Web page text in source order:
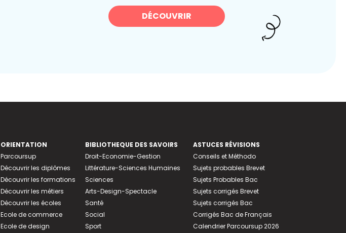
DÉCOUVRIR
ORIENTATION
Parcoursup
Découvrir les diplômes
Découvrir les formations
Découvrir les métiers
Découvrir les écoles
Ecole de commerce
Ecole de design
BIBLIOTHEQUE DES SAVOIRS
Droit-Economie-Gestion
Littérature-Sciences Humaines
Sciences
Arts-Design-Spectacle
Santé
Social
Sport
ASTUCES RÉVISIONS
Conseils et Méthodo
Sujets probables Brevet
Sujets Probables Bac
Sujets corrigés Brevet
Sujets corrigés Bac
Corrigés Bac de Français
Calendrier Parcoursup 2026